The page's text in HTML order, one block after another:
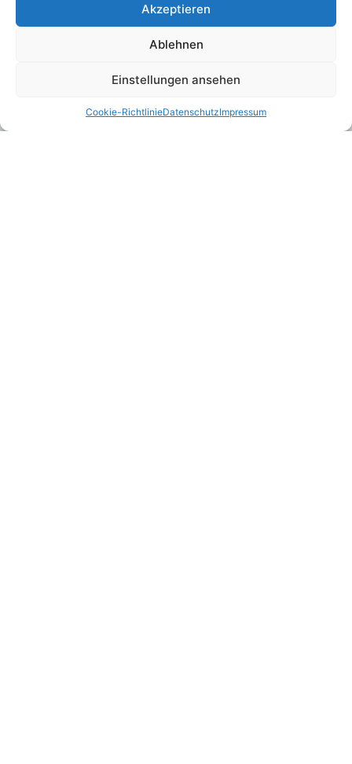
Akzeptieren
Ablehnen
Einstellungen ansehen
Cookie-RichtlinieDatenschutzImpressum
Wolfsriss und Pferd